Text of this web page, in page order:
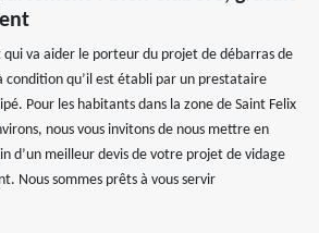
qui va aider le porteur du projet de débarras de
qu’il est établi par un prestataire
Pour les habitants dans la zone de Saint Felix
nous vous invitons de nous mettre en
d’un meilleur devis de votre projet de vidage
Nous sommes prêts à vous servir